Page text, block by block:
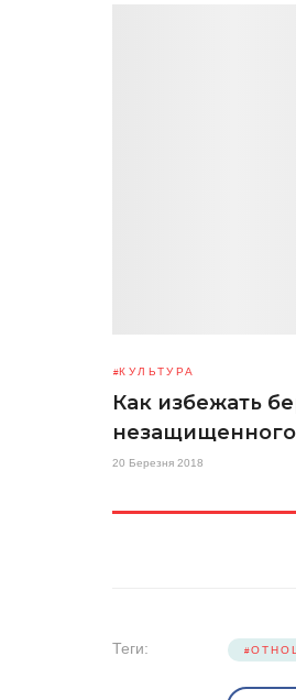
КУЛЬТУРА
Как избежать
незащищенного
20 Березня 2018
Теги: